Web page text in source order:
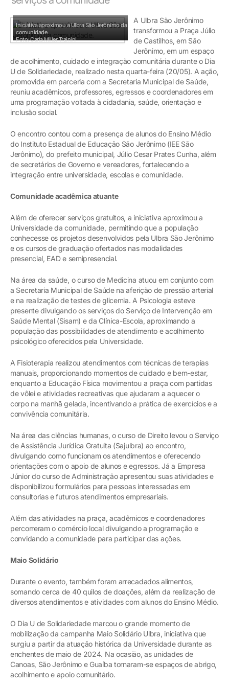
Iniciativa aproximou a Ulbra São Jerônimo da
comunidade.
Foto: Carla Miller Trainini
A Ulbra São Jerônimo
transformou a Praça Júlio
de Castilhos, em São
Jerônimo, em um espaço
de acolhimento, cuidado e integração comunitária durante o Dia
U de Solidariedade, realizado nesta quarta-feira (20/05). A ação,
promovida em parceria com a Secretaria Municipal de Saúde,
reuniu acadêmicos, professores, egressos e coordenadores em
uma programação voltada à cidadania, saúde, orientação e
inclusão social.
O encontro contou com a presença de alunos do Ensino Médio
do Instituto Estadual de Educação São Jerônimo (IEE São
Jerônimo), do prefeito municipal, Júlio Cesar Prates Cunha, além
de secretários de Governo e vereadores, fortalecendo a
integração entre universidade, escolas e comunidade.
Comunidade acadêmica atuante
Além de oferecer serviços gratuitos, a iniciativa aproximou a
Universidade da comunidade, permitindo que a população
conhecesse os projetos desenvolvidos pela Ulbra São Jerônimo
e os cursos de graduação ofertados nas modalidades
presencial, EAD e semipresencial.
Na área da saúde, o curso de Medicina atuou em conjunto com
a Secretaria Municipal de Saúde na aferição de pressão arterial
e na realização de testes de glicemia. A Psicologia esteve
presente divulgando os serviços do Serviço de Intervenção em
Saúde Mental (Sisam) e da Clínica-Escola, aproximando a
população das possibilidades de atendimento e acolhimento
psicológico oferecidos pela Universidade.
A Fisioterapia realizou atendimentos com técnicas de terapias
manuais, proporcionando momentos de cuidado e bem-estar,
enquanto a Educação Física movimentou a praça com partidas
de vôlei e atividades recreativas que ajudaram a aquecer o
corpo na manhã gelada, incentivando a prática de exercícios e a
convivência comunitária.
Na área das ciências humanas, o curso de Direito levou o Serviço
de Assistência Jurídica Gratuita (Sajulbra) ao encontro,
divulgando como funcionam os atendimentos e oferecendo
orientações com o apoio de alunos e egressos. Já a Empresa
Júnior do curso de Administração apresentou suas atividades e
disponibilizou formulários para pessoas interessadas em
consultorias e futuros atendimentos empresariais.
Além das atividades na praça, acadêmicos e coordenadores
percorreram o comércio local divulgando a programação e
convidando a comunidade para participar das ações.
Maio Solidário
Durante o evento, também foram arrecadados alimentos,
somando cerca de 40 quilos de doações, além da realização de
diversos atendimentos e atividades com alunos do Ensino Médio.
O Dia U de Solidariedade marcou o grande momento de
mobilização da campanha Maio Solidário Ulbra, iniciativa que
surgiu a partir da atuação histórica da Universidade durante as
enchentes de maio de 2024. Na ocasião, as unidades de
Canoas, São Jerônimo e Guaíba tornaram-se espaços de abrigo,
acolhimento e apoio comunitário.